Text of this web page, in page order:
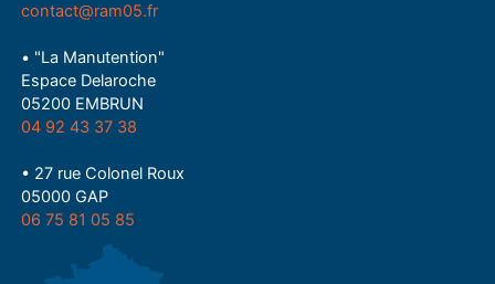
contact@ram05.fr
• "La Manutention"
Espace Delaroche
05200 EMBRUN
04 92 43 37 38
• 27 rue Colonel Roux
05000 GAP
06 75 81 05 85